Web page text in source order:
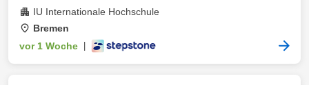
IU Internationale Hochschule
Bremen
vor 1 Woche